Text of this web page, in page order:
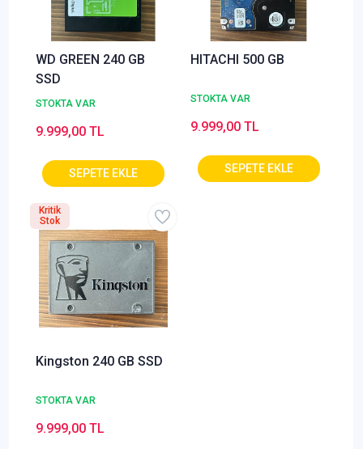
WD GREEN 240 GB
SSD
STOKTA VAR
9.999,00 TL
HITACHI 500 GB
STOKTA VAR
9.999,00 TL
Kingston 240 GB SSD
STOKTA VAR
9.999,00 TL
Kritik
Stok